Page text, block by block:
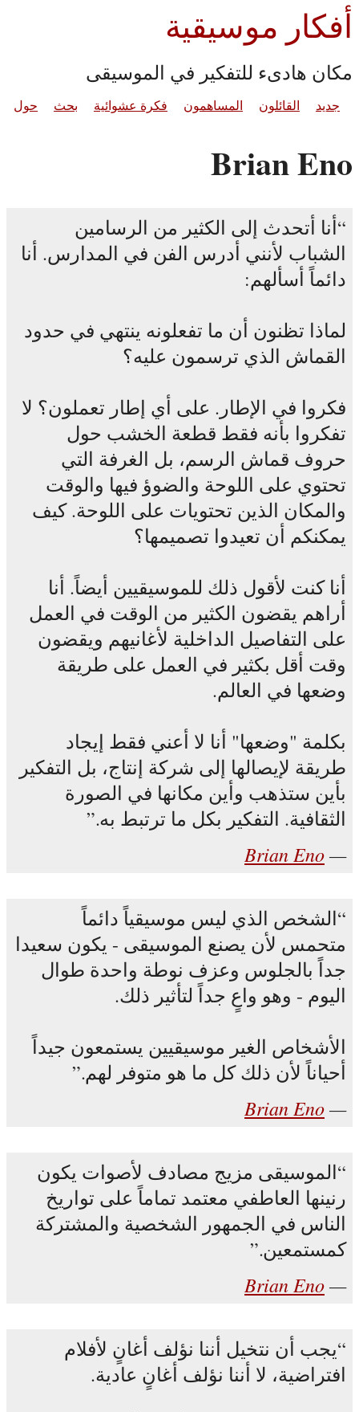
أفكار موسيقية
مكان هادىء للتفكير في الموسيقى
جديد القائلون المساهمون فكرة عشوائية بحث حول
Brian Eno
أنا أتحدث إلى الكثير من الرسامين
الشباب لأنني أدرس الفن في المدارس. أنا
دائماً أسألهم:
لماذا تظنون أن ما تفعلونه ينتهي في حدود
القماش الذي ترسمون عليه؟
فكروا في الإطار. على أي إطار تعملون؟ لا
تفكروا بأنه فقط قطعة الخشب حول
حروف قماش الرسم، بل الغرفة التي
تحتوي على اللوحة والضوؤ فيها والوقت
والمكان الذين تحتويات على اللوحة. كيف
يمكنكم أن تعيدوا تصميمها؟
أنا كنت لأقول ذلك للموسيقيين أيضاً. أنا
أراهم يقضون الكثير من الوقت في العمل
على التفاصيل الداخلية لأغانيهم ويقضون
وقت أقل بكثير في العمل على طريقة
وضعها في العالم.
بكلمة "وضعها" أنا لا أعني فقط إيجاد
طريقة لإيصالها إلى شركة إنتاج، بل التفكير
بأين ستذهب وأين مكانها في الصورة
الثقافية. التفكير بكل ما ترتبط به.
Brian Eno
الشخص الذي ليس موسيقياً دائماً
متحمس لأن يصنع الموسيقى - يكون سعيدا
جداً بالجلوس وعزف نوطة واحدة طوال
اليوم - وهو واعٍ جداً لتأثير ذلك.
الأشخاص الغير موسيقيين يستمعون جيداً
أحياناً لأن ذلك كل ما هو متوفر لهم.
Brian Eno
الموسيقى مزيج مصادف لأصوات يكون
رنينها العاطفي معتمد تماماً على تواريخ
الناس في الجمهور الشخصية والمشتركة
كمستمعين.
Brian Eno
يجب أن نتخيل أننا نؤلف أغانٍ لأفلام
افتراضية، لا أننا نؤلف أغانٍ عادية.